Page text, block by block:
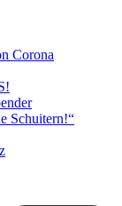
Corona
Schuitern!“